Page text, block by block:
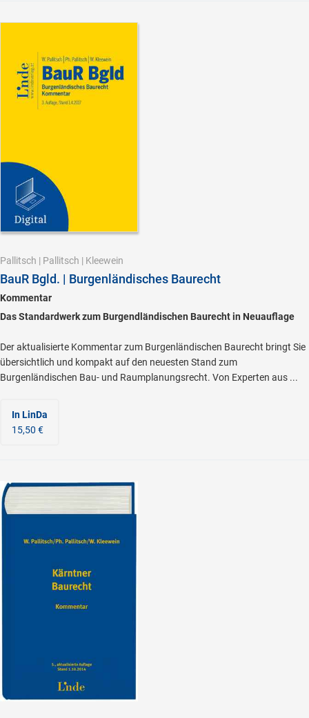
Pallitsch | Pallitsch | Kleewein
BauR Bgld. | Burgenländisches Baurecht
Kommentar
Das Standardwerk zum Burgendländischen Baurecht in Neuauflage
Der aktualisierte Kommentar zum Burgenländischen Baurecht bringt Sie
übersichtlich und kompakt auf den neuesten Stand zum
Burgenländischen Bau- und Raumplanungsrecht. Von Experten aus ...
In LinDa
15,50 €